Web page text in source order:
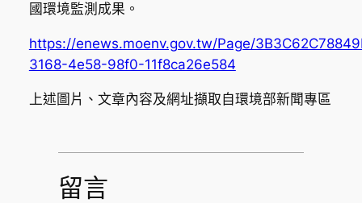
國環境監測成果。
https://enews.moenv.gov.tw/Page/
3168-4e58-98f0-11f8ca26e584
上述圖片、文章內容及網址擷取自環境部新聞專區
留言